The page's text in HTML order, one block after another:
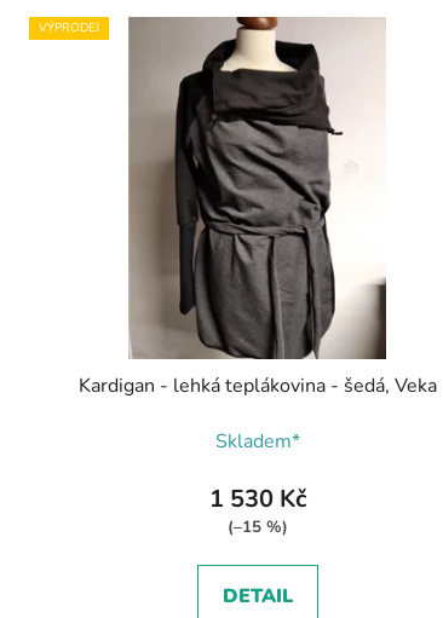
VÝPRODEJ
Kardigan - lehká teplákovina - šedá, Veka
Skladem*
1 530 Kč
(–15 %)
DETAIL